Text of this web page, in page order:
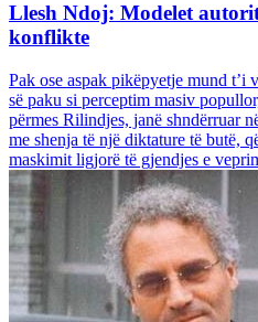
Llesh Ndoj: Modelet
konflikte
Pak ose aspak pikëpyetje mund
së paku si perceptim masiv
përmes Rilindjes, janë shndërruar
me shenja të një diktature të butë,
maskimit ligjorë të gjendjes e